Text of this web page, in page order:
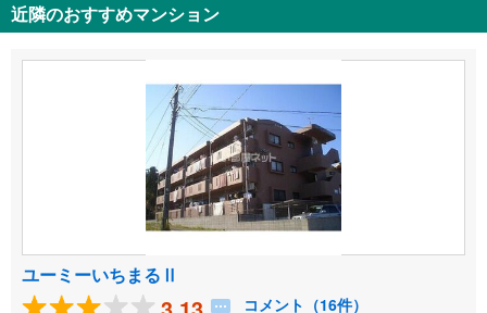
近隣のおすすめマンション
ユーミーいちまるⅡ
コメント（16件）